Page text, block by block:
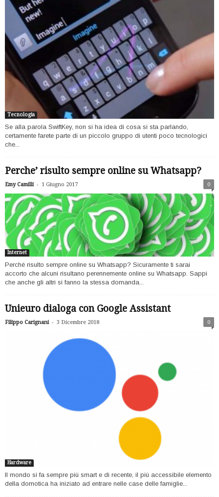
Tecnologia
Se alla parola SwiftKey, non si ha idea di cosa si sta parlando,
certamente farete parte di un piccolo gruppo di utenti poco tecnologici
che...
Perche’ risulto sempre online su Whatsapp?
Emy Camilli - 1 Giugno 2017 0
Internet
Perché risulto sempre online su Whatsapp? Sicuramente ti sarai
accorto che alcuni risultano perennemente online su Whatsapp. Sappi
che anche gli altri si fanno la stessa domanda...
Unieuro dialoga con Google Assistant
Filippo Carignani - 3 Dicembre 2018 0
Hardware
Il mondo si fa sempre più smart e di recente, il più accessibile elemento
della domotica ha iniziato ad entrare nelle case delle famiglie...